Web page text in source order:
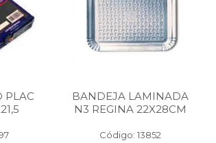
PLAC
BANDEJA LAMINADA
N3 REGINA 22X28CM
Código: 13852